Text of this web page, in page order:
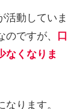
活動していま
ですが、
口
なくなりま
ります。